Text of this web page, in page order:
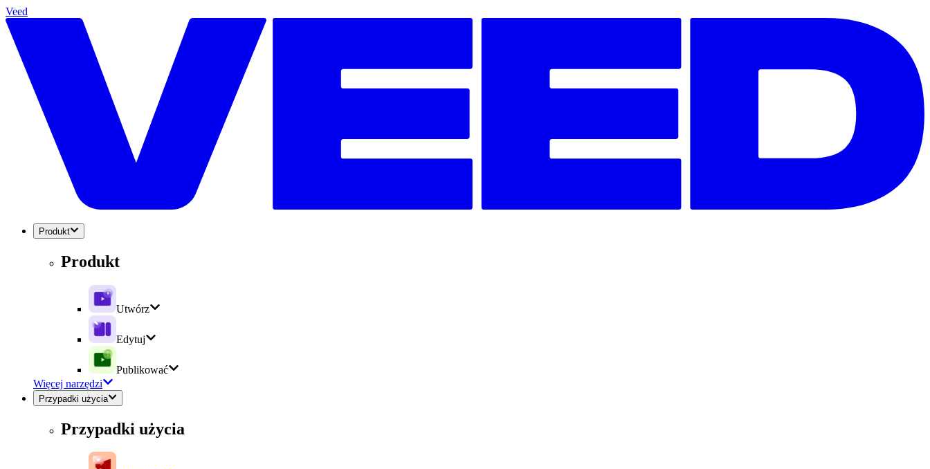
Veed
Produkt
Produkt
Utwórz
Edytuj
Publikować
Więcej narzędzi
Przypadki użycia
Przypadki użycia